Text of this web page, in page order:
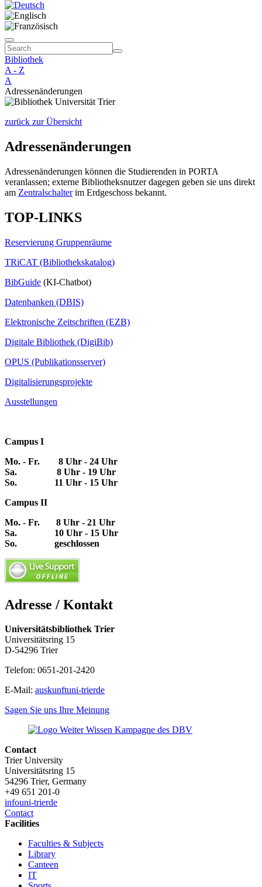
Bibliothek
A - Z
A
Adressenänderungen
zurück zur Übersicht
Adressenänderungen
Adressenänderungen können die Studierenden in PORTA
veranlassen; externe Bibliotheksnutzer dagegen geben sie uns direkt
am Zentralschalterim Erdgeschoss bekannt.
TOP-LINKS
Reservierung Gruppenräume
TRiCAT (Bibliothekskatalog)
BibGuide (KI-Chatbot)
Datenbanken (DBIS)
Elektronische Zeitschriften (EZB)
Digitale Bibliothek (DigiBib)
OPUS (Publikationsserver)
Digitalisierungsprojekte
Ausstellungen
Campus I
Mo. - Fr. 8 Uhr - 24 Uhr
Sa. 8 Uhr - 19 Uhr
So. 11 Uhr - 15 Uhr
Campus II
Mo. - Fr. 8 Uhr - 21 Uhr
Sa. 10 Uhr - 15 Uhr
So. geschlossen
Adresse / Kontakt
Universitätsbibliothek Trier
Universitätsring 15
D-54296 Trier
Telefon: 0651-201-2420
E-Mail: auskunftuni-trierde
Sagen Sie uns Ihre Meinung
Contact
Trier University
Universitätsring 15
54296 Trier, Germany
+49 651 201-0
infouni-trierde
Contact
Facilities
Faculties & Subjects
Library
Canteen
IT